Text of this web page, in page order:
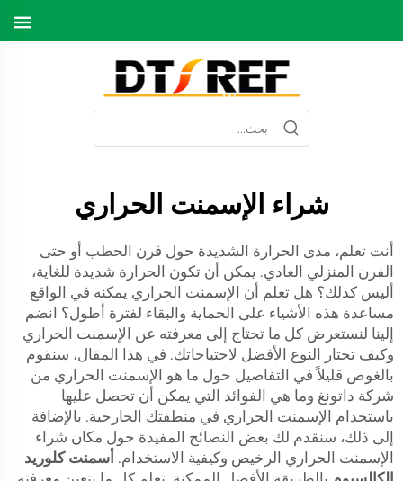
شراء الإسمنت الحراري
أنت تعلم، مدى الحرارة الشديدة حول فرن الحطب أو حتى
الفرن المنزلي العادي. يمكن أن تكون الحرارة شديدة للغاية،
أليس كذلك؟ هل تعلم أن الإسمنت الحراري يمكنه في الواقع
مساعدة هذه الأشياء على الحماية والبقاء لفترة أطول؟ انضم
إلينا لنستعرض كل ما تحتاج إلى معرفته عن الإسمنت الحراري
وكيف تختار النوع الأفضل لاحتياجاتك. في هذا المقال، سنقوم
بالغوص قليلاً في التفاصيل حول ما هو الإسمنت الحراري من
شركة داتونغ وما هي الفوائد التي يمكن أن تحصل عليها
باستخدام الإسمنت الحراري في منطقتك الخارجية. بالإضافة
إلى ذلك، سنقدم لك بعض النصائح المفيدة حول مكان شراء
الإسمنت الحراري الرخيص وكيفية الاستخدام. أسمنت كلوريد